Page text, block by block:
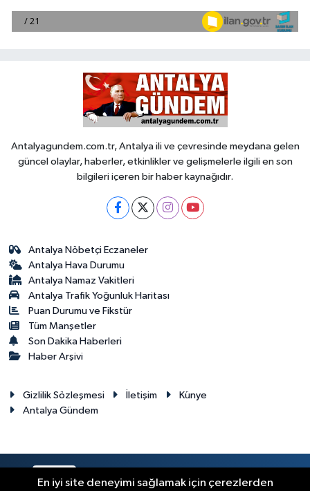
Antalyagundem.com.tr, Antalya ili ve çevresinde meydana gelen
güncel olaylar, haberler, etkinlikler ve gelişmelerle ilgili en son
bilgileri içeren bir haber kaynağıdır.
Antalya Nöbetçi Eczaneler
Antalya Hava Durumu
Antalya Namaz Vakitleri
Antalya Trafik Yoğunluk Haritası
Puan Durumu ve Fikstür
Tüm Manşetler
Son Dakika Haberleri
Haber Arşivi
Gizlilik Sözleşmesi İletişim
Künye
Antalya Gündem
RSS Copyright © 2024. Her hakkı saklıdır.
En iyi site deneyimi sağlamak için çerezlerden